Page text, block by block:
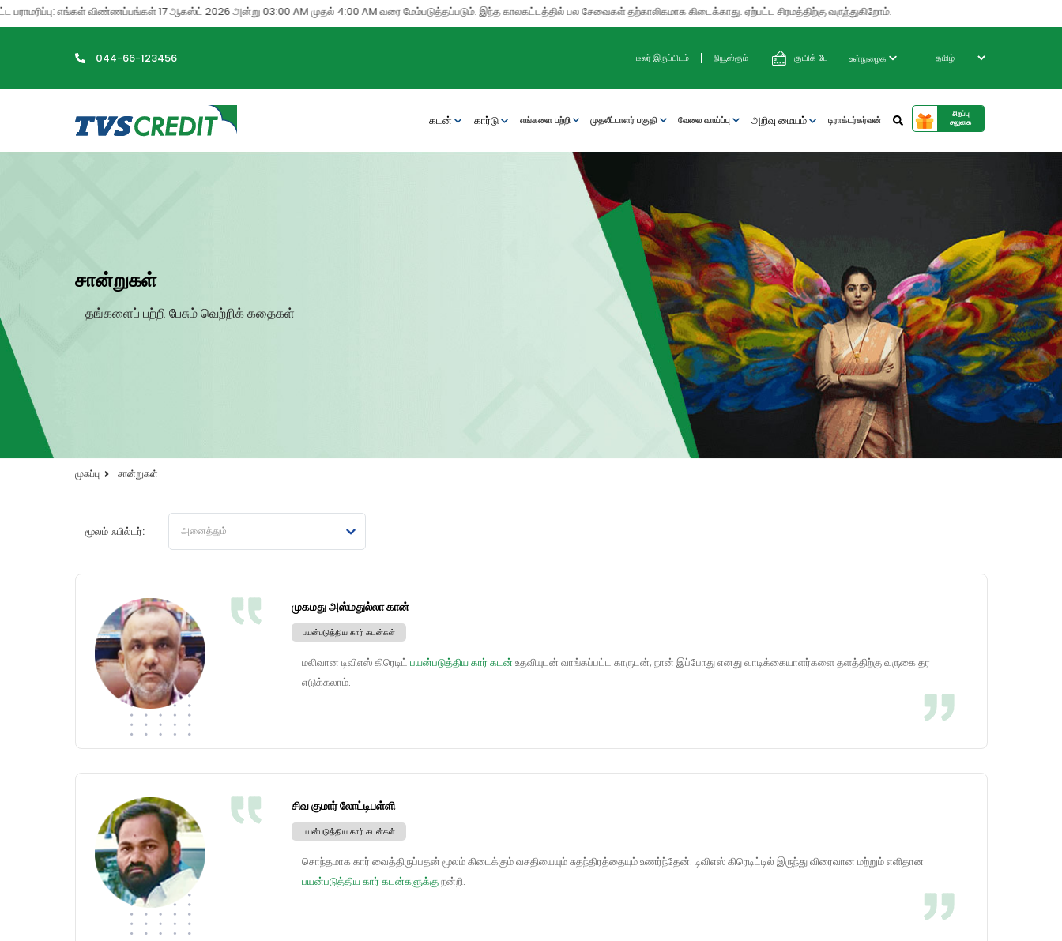
எங்கள் விண்ணப்பங்கள் 17 ஆகஸ்ட் 2026 அன்று 03:00 AM முதல் 4:00 AM வரை மேம்படுத்தப்படும். இந்த காலகட்டத்தில் பல சேவைகள் தற்காலிகமாக கிடைக்காது. ஏற்பட்ட சிரமத்திற்கு வருந்துகிறோம்.
044-66-123456 டீலர் இருப்பிடம் நியூஸ்ரூம் குயிக் பே உள்நுழைக
கடன் கார்டு எங்களை பற்றி முதலீட்டாளர் பகுதி வேலை வாய்ப்பு அறிவு மையம் டிராக்டர்கர்வன்
சிறப்பு
சலுகை
சான்றுகள்
தங்களைப் பற்றி பேசும் வெற்றிக் கதைகள்
முகப்பு சான்றுகள்
மூலம் ஃபில்டர்:
முகமது அஸ்மதுல்லா கான்
பயன்படுத்திய கார் கடன்கள்
மலிவான டிவிஎஸ் கிரெடிட் பயன்படுத்திய கார் கடன் உதவியுடன் வாங்கப்பட்ட காருடன், நான் இப்போது எனது வாடிக்கையாளர்களை தளத்திற்கு வருகை தர
எடுக்கலாம்.
சிவ குமார் லோட்டிபள்ளி
பயன்படுத்திய கார் கடன்கள்
சொந்தமாக கார் வைத்திருப்பதன் மூலம் கிடைக்கும் வசதியையும் சுதந்திரத்தையும் உணர்ந்தேன். டிவிஎஸ் கிரெடிட்டில் இருந்து விரைவான மற்றும் எளிதான
பயன்படுத்திய கார் கடன்களுக்குநன்றி.